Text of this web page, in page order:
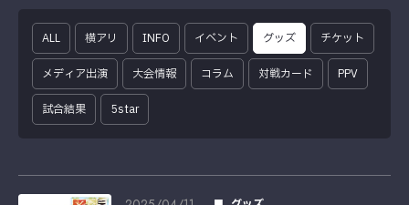
ALL 横アリ INFO イベント グッズ チケット
メディア出演 大会情報 コラム 対戦カード PPV
試合結果 5star